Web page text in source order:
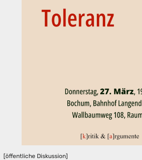
[öffentliche Diskussion]